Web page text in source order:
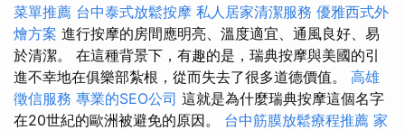
菜單推薦 台中泰式放鬆按摩 私人居家清潔服務 優雅西式外
燴方案 進行按摩的房間應明亮、溫度適宜、通風良好、易
於清潔。 在這種背景下，有趣的是，瑞典按摩與美國的引
進不幸地在俱樂部紮根，從而失去了很多道德價值。 高雄
徵信服務 專業的SEO公司 這就是為什麼瑞典按摩這個名字
在20世紀的歐洲被避免的原因。 台中筋膜放鬆療程推薦 家